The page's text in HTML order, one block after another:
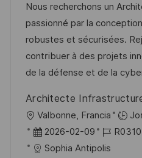
c
a
c
i
ó
n
c
a
c
i
ó
c
h
a
d
e
u
b
l
d
e
e
m
p
e
o
Nous recherchons un
passionné par la
robustes et sécurisées.
contribuer à des projets
de la défense et de la
Architecte
U
b
Valbonne, Francia
F
e
2026-02-09
I
D
Sophia Antipolis